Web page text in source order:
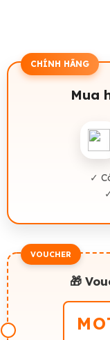
CHÍNH HÃNG
Mua
✓
VOUCHER
🎁